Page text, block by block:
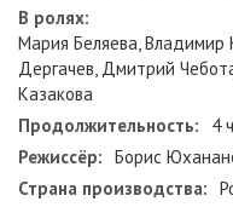
В ролях:
Мария Беляева, Владимир
Дергачев, Дмитрий
Казакова
Продолжительность:
4
Режиссёр: Борис
Страна производства: